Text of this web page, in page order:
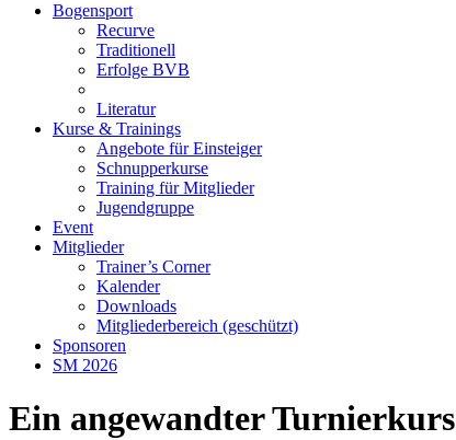
Bogensport
Recurve
Traditionell
Erfolge BVB
Literatur
Kurse & Trainings
Angebote für Einsteiger
Schnupperkurse
Training für Mitglieder
Jugendgruppe
Event
Mitglieder
Trainer’s Corner
Kalender
Downloads
Mitgliederbereich (geschützt)
Sponsoren
SM 2026
Ein angewandter Turnierkurs